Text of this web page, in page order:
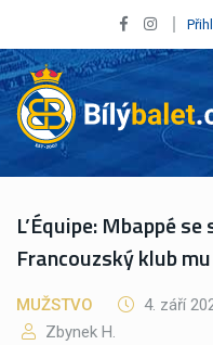
L’Équipe: Mbappé
Francouzský klub
MUŽSTVO 4. září
Zbynek H.